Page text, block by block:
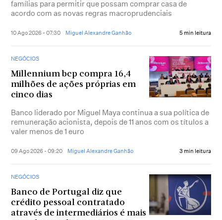
famílias para permitir que possam comprar casa de
acordo com as novas regras macroprudenciais
10 Ago 2026 - 07:30 Miguel Alexandre Ganhão 5 min leitura
NEGÓCIOS
Millennium bcp compra 16,4
milhões de ações próprias em
cinco dias
Banco liderado por Miguel Maya continua a sua política de
remuneração acionista, depois de 11 anos com os títulos a
valer menos de 1 euro
09 Ago 2026 - 09:20 Miguel Alexandre Ganhão 3 min leitura
NEGÓCIOS
Banco de Portugal diz que
crédito pessoal contratado
através de intermediários é mais